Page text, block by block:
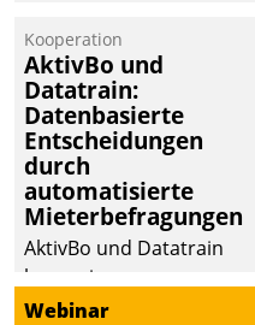
Kooperation
AktivBo und
Datatrain:
Datenbasierte
Entscheidungen
durch
automatisierte
Mieterbefragungen
AktivBo und Datatrain
kooperieren –
Immobilienunternehmen
Webinar